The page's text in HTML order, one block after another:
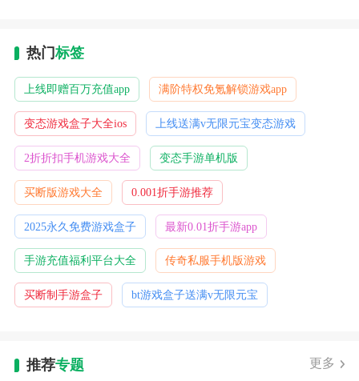
热门标签
上线即赠百万充值app 满阶特权免氪解锁游戏app
变态游戏盒子大全ios 上线送满v无限元宝变态游戏
2折折扣手机游戏大全 变态手游单机版
买断版游戏大全 0.001折手游推荐
2025永久免费游戏盒子 最新0.01折手游app
手游充值福利平台大全 传奇私服手机版游戏
买断制手游盒子 bt游戏盒子送满v无限元宝
推荐专题 更多